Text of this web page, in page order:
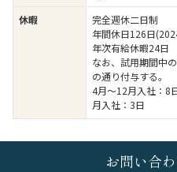
休暇
完全週休二日制
年間休日126日
年次有給休暇24日
なお、試用期間中
の通り付与する。
4月～12月入社：8
月入社：3日
お問い合